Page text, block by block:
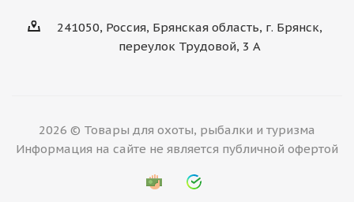
241050, Россия, Брянская область, г. Брянск,
переулок Трудовой, 3 А
2026 © Товары для охоты, рыбалки и туризма
Информация на сайте не является публичной офертой